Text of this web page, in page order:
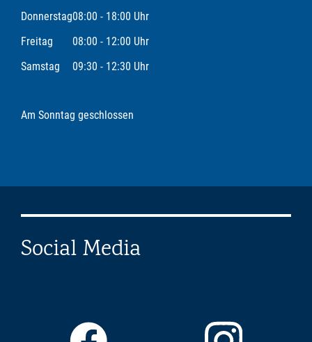
Donnerstag08:00 - 18:00 Uhr
Freitag
08:00 - 12:00 Uhr
Samstag
09:30 - 12:30 Uhr
Am Sonntag geschlossen
Social Media